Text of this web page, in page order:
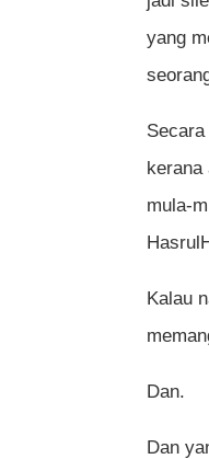
yang
kerana
mula-
Kalau
Dan.
Dan